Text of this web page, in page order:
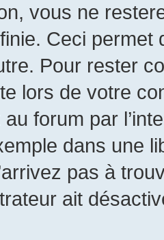
vous ne
Ceci permet
Pour rester
lors de votre
forum par
dans une
pas à
ait